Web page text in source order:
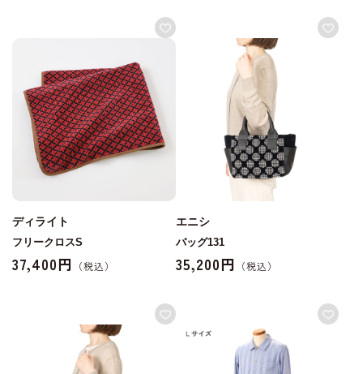
ディライト
フリークロスS
37,400円
エニシ
バッグ131
35,200円